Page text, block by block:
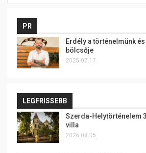
PR
Erdély a történelmünk
bölcsője
2025.07.17.
LEGFRISSEBB
Szerda-Helytörténelem
villa
2026.08.05.